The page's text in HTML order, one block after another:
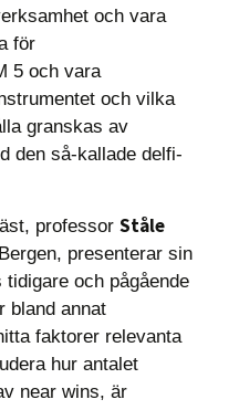
och vara
för
5 och vara
och vilka
granskas av
den så-kallade delfi-
professor Ståle
presenterar sin
och pågående
bland annat
faktorer relevanta
hur antalet
near wins, är